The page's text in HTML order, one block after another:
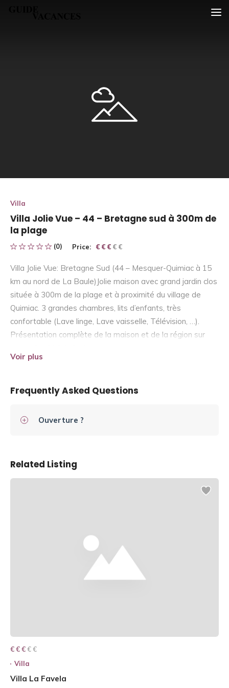
Villa
Villa Jolie Vue – 44 – Bretagne sud à 300m de
la plage
(0) Price: € € € € €
€ € €
Villa Jolie Vue: Bretagne Sud (44 – Mesquer-Quimiac à 15
km au nord de La Baule)Jolie maison avec grand jardin clos
située à 300m de la plage et à proximité du village de
Quimiac. 3 grandes chambres, lits d’enfants, très
confortable (Lave linge, Lave vaisselle, Télévision, …).
Présentation complète de la maison et de la région sur
Voir plus
Frequently Asked Questions
Ouverture ?
Related Listing
€ € € € €
€ € €
Villa
Villa La Favela